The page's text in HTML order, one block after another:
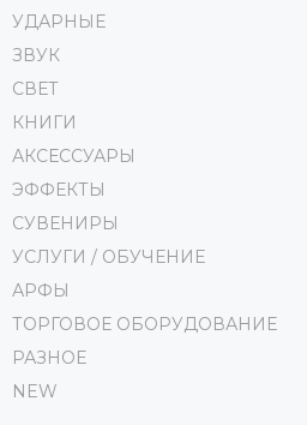
УДАРНЫЕ
ЗВУК
СВЕТ
КНИГИ
АКСЕССУАРЫ
ЭФФЕКТЫ
СУВЕНИРЫ
УСЛУГИ / ОБУЧЕНИЕ
АРФЫ
ТОРГОВОЕ ОБОРУДОВАНИЕ
РАЗНОЕ
NEW